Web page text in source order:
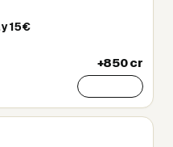
15€
+850 cr